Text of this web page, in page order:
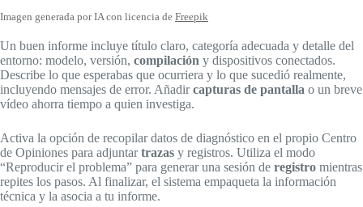
Imagen generada por IA con licencia de Freepik
Un buen informe incluye título claro, categoría adecuada y detalle del
entorno: modelo, versión, compilación y dispositivos conectados.
Describe lo que esperabas que ocurriera y lo que sucedió realmente,
incluyendo mensajes de error. Añadircapturas de pantalla o un breve
vídeo ahorra tiempo a quien investiga.
Activa la opción de recopilar datos de diagnóstico en el propio Centro
de Opiniones para adjuntartrazas y registros. Utiliza el modo
“Reproducir el problema” para generar una sesión de registro mientras
repites los pasos. Al finalizar, el sistema empaqueta la información
técnica y la asocia a tu informe.